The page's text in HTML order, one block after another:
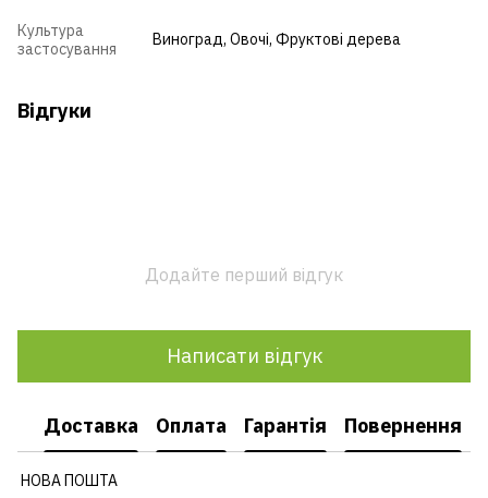
Культура
застосування
Виноград, Овочі, Фруктові дерева
Відгуки
Додайте перший відгук
Написати відгук
Доставка Оплата Гарантія Повернення
НОВА ПОШТА